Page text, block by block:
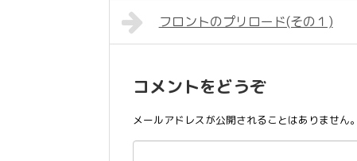
フロントのプリロード(その１)
コメントをどうぞ
メールアドレスが公開されることはありません。